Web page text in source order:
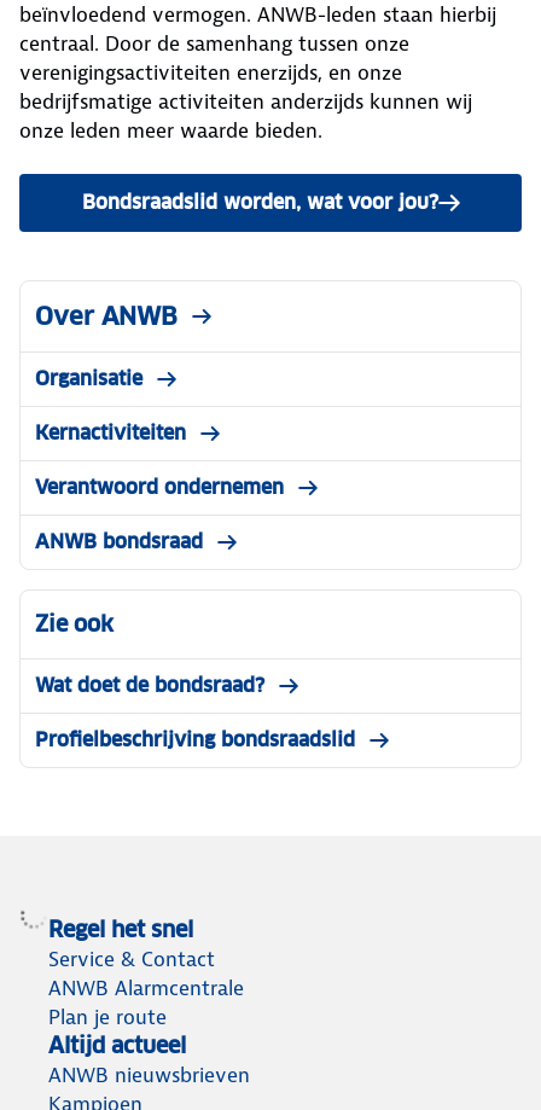
beïnvloedend vermogen. ANWB-leden staan hierbij
centraal. Door de samenhang tussen onze
verenigingsactiviteiten enerzijds, en onze
bedrijfsmatige activiteiten anderzijds kunnen wij
onze leden meer waarde bieden.
Bondsraadslid worden, wat voor jou?
Over ANWB
Organisatie
Kernactiviteiten
Verantwoord ondernemen
ANWB bondsraad
Zie ook
Wat doet de bondsraad?
Profielbeschrijving bondsraadslid
Regel het snel
Service & Contact
ANWB Alarmcentrale
Plan je route
Altijd actueel
ANWB nieuwsbrieven
Kampioen